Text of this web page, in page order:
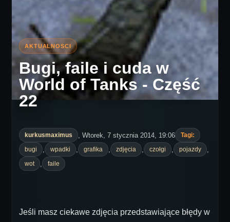
Bugi, faile i cuda w
World of Tanks - Część
22
kurkusmaximus , Wtorek, 7 stycznia 2014, 19:06
Tagi:
bugi
wpadki grafika zdjęcia czołgi pojazdy
wot faile
Jeśli masz ciekawe zdjęcia przedstawiające błędy w